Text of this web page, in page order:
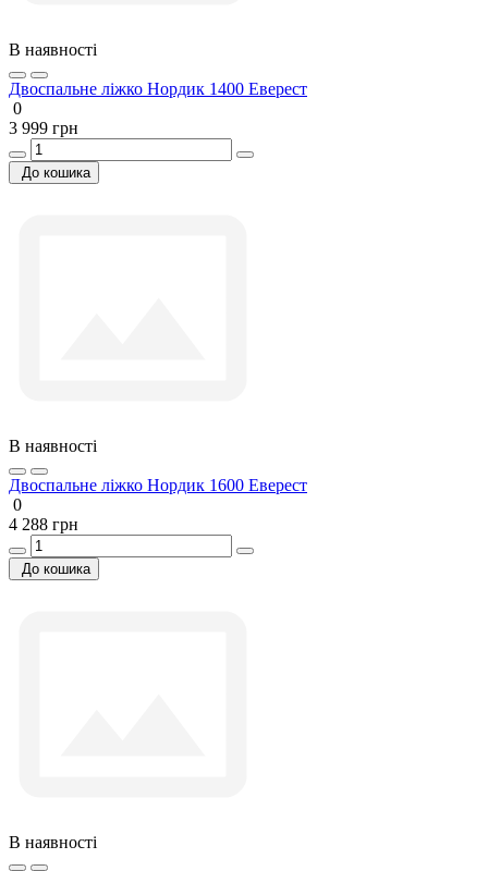
В наявності
Двоспальне ліжко Нордик 1400 Еверест
0
3 999 грн
До кошика
В наявності
Двоспальне ліжко Нордик 1600 Еверест
0
4 288 грн
До кошика
В наявності